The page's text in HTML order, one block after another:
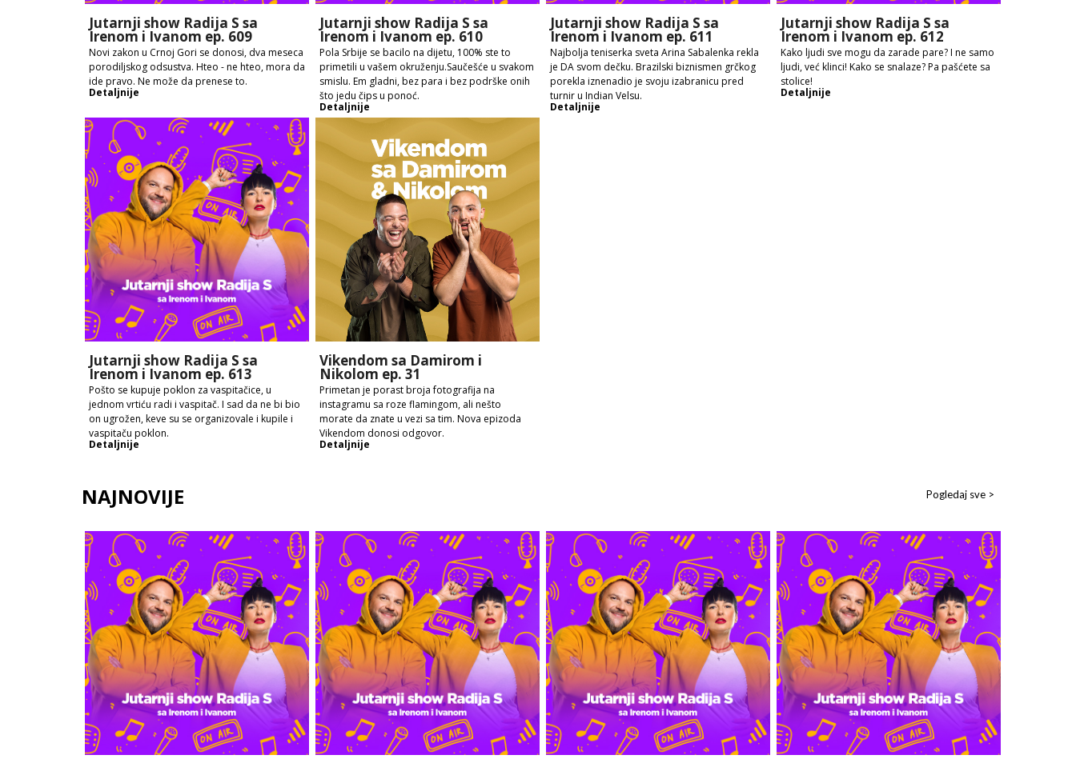
Jutarnji show Radija S sa
Irenom i Ivanom ep. 609
Novi zakon u Crnoj Gori se donosi, dva meseca
porodiljskog odsustva. Hteo - ne hteo, mora da
ide pravo. Ne može da prenese to.
Detaljnije
Jutarnji show Radija S sa
Irenom i Ivanom ep. 610
Pola Srbije se bacilo na dijetu, 100% ste to
primetili u vašem okruženju.Saučešće u svakom
smislu. Em gladni, bez para i bez podrške onih
što jedu čips u ponoć.
Detaljnije
Jutarnji show Radija S sa
Irenom i Ivanom ep. 611
Najbolja teniserka sveta Arina Sabalenka rekla
je DA svom dečku. Brazilski biznismen grčkog
porekla iznenadio je svoju izabranicu pred
turnir u Indian Velsu.
Detaljnije
Jutarnji show Radija S sa
Irenom i Ivanom ep. 612
Kako ljudi sve mogu da zarade pare? I ne samo
ljudi, već klinci! Kako se snalaze? Pa pašćete sa
stolice!
Detaljnije
Jutarnji show Radija S sa
Irenom i Ivanom ep. 613
Pošto se kupuje poklon za vaspitačice, u
jednom vrtiću radi i vaspitač. I sad da ne bi bio
on ugrožen, keve su se organizovale i kupile i
vaspitaču poklon.
Detaljnije
Vikendom sa Damirom i
Nikolom ep. 31
Primetan je porast broja fotografija na
instagramu sa roze flamingom, ali nešto
morate da znate u vezi sa tim. Nova epizoda
Vikendom donosi odgovor.
Detaljnije
NAJNOVIJE Pogledaj sve >